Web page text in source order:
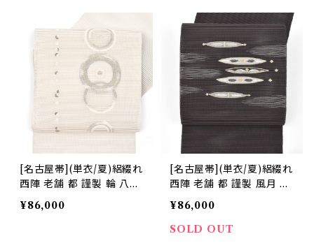
[名古屋帯](単衣/夏)絽綴れ
西陣 老舗 都 謹製 輪 八寸
帯 正絹 日本製(商品番号:2
2369)
¥86,000
[名古屋帯](単衣/夏)絽綴れ
西陣 老舗 都 謹製 風月 八
寸帯 正絹 日本製(商品番
号:22370)
¥86,000
SOLD OUT